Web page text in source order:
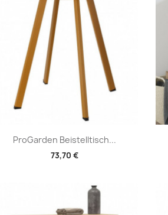
ProGarden Beistelltisch...
73,70 €
Vorschau